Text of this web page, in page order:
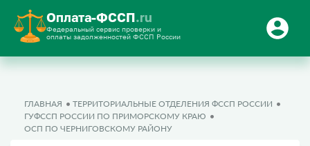
Оплата-ФССП.ru
Федеральный сервис проверки и
оплаты задолженностей ФССП России
ГЛАВНАЯ
ТЕРРИТОРИАЛЬНЫЕ ОТДЕЛЕНИЯ ФССП РОССИИ
ГУФССП РОССИИ ПО ПРИМОРСКОМУ КРАЮ
ОСП ПО ЧЕРНИГОВСКОМУ РАЙОНУ